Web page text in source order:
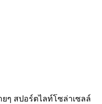
ๆ สปอร์ตไลท์โซล่าเซลล์